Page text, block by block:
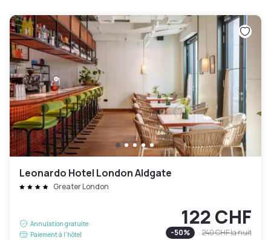
Leonardo Hotel London Aldgate
Greater London
Annulation gratuite
Paiement à l'hôtel
122 CHF
-50% 240 CHFla nuit